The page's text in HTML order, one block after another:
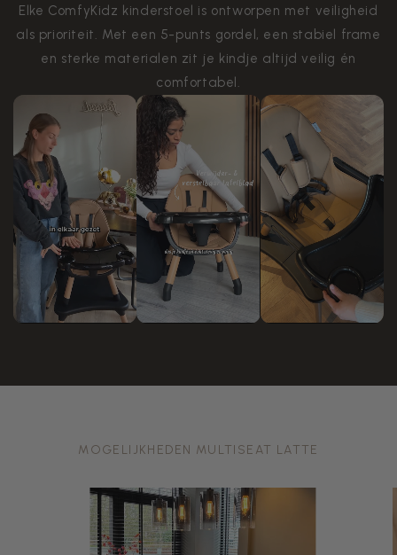
Elke ComfyKidz kinderstoel is ontworpen met veiligheid
als prioriteit. Met een 5-punts gordel, een stabiel frame
en sterke materialen zit je kindje altijd veilig én
comfortabel.
MOGELIJKHEDEN MULTISEAT LATTE